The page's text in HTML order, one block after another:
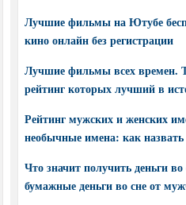
Лучшие фильмы на Ютубе
кино онлайн без регистрации
Лучшие фильмы всех времен.
рейтинг которых лучший в
Рейтинг мужских и женских
необычные имена: как
Что значит получить деньги
бумажные деньги во сне от